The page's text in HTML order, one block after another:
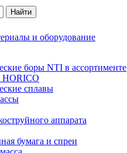
боры NTI в ассортименте
HORICO
сплавы
аппарата
бумага и спреи